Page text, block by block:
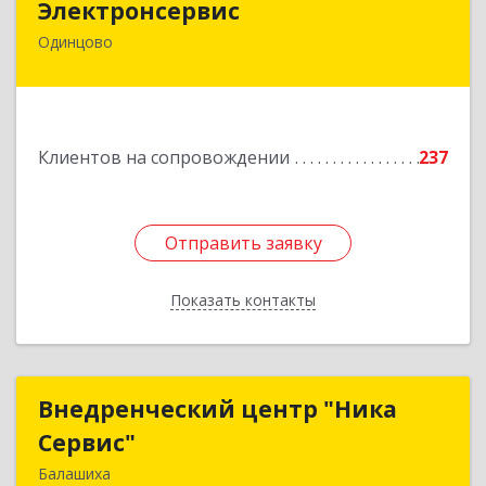
Электронсервис
Одинцово
Клиентов на сопровождении 237
Отправить заявку
Показать контакты
143050, Московская обл, Одинцовский р-н,
Подробнее
Отправить заявку
Назад
Внедренческий центр "Ника
Сервис"
Балашиха
Внедренческий центр "Ника